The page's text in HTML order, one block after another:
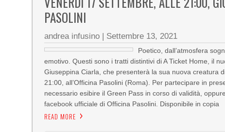
PASOLINI
andrea infusino | Settembre 13, 2021
Poetico, dall’atmosfera
emotivo. Questi sono i tratti distintivi di A Ticket Home, il
Giuseppina Ciarla, che presenterà la sua nuova creatura
21:00, all’Officina Pasolini (Roma). Per partecipare in
necessario esibire il Green Pass in corso di validità,
facebook ufficiale di Officina Pasolini. Disponibile in copia
READ MORE